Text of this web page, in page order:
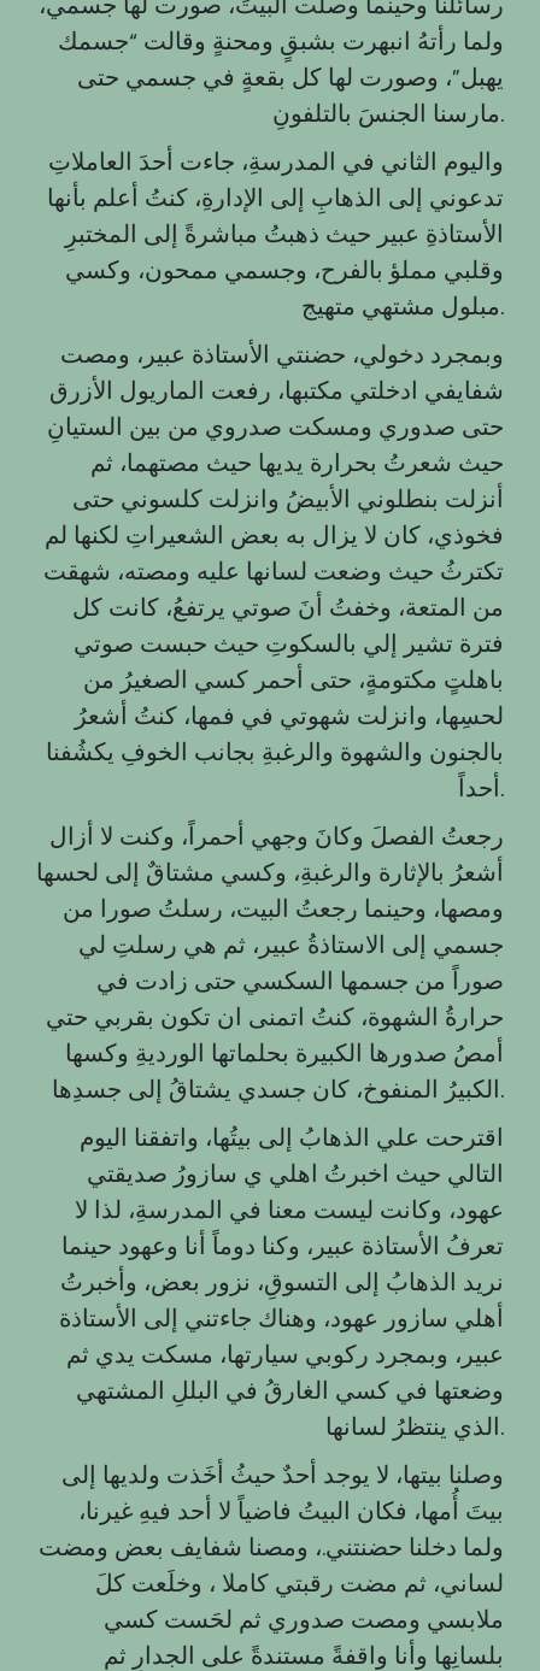
ولما رأتهُ انبهرت بشبقٍ ومحنةٍ وقالت “جسمك
يهبل”، وصورت لها كل بقعةٍ في جسمي حتى
مارسنا الجنسَ بالتلفونِ.
تدعوني إلى الذهابِ إلى الإدارةِ، كنتُ أعلم بأنها
الأستاذةِ عبير حيث ذهبتُ مباشرةً إلى المختبرِ
وقلبي مملؤ بالفرح، وجسمي ممحون، وكسي
مبلول مشتهي متهيج.
شفايفي ادخلتي مكتبها، رفعت الماريول الأزرق
حتى صدوري ومسكت صدروي من بين الستيانِ
حيث شعرتُ بحرارة يديها حيث مصتهما، ثم
أنزلت بنطلوني الأبيضُ وانزلت كلسوني حتى
فخوذي، كان لا يزال به بعض الشعيراتِ لكنها لم
تكترثُ حيث وضعت لسانها عليه ومصته، شهقت
من المتعة، وخفتُ أنَ صوتي يرتفعُ، كانت كل
فترة تشير إلي بالسكوتِ حيث حبست صوتي
باهلتٍ مكتومةٍ، حتى أحمر كسي الصغيرُ من
لحسِها، وانزلت شهوتي في فمها، كنتُ أشعرُ
بالجنون والشهوة والرغبةِ بجانب الخوفِ يكشُفنا
أحداً.
أشعرُ بالإثارة والرغبةِ، وكسي مشتاقٌ إلى لحسها
ومصها، وحينما رجعتُ البيت، رسلتُ صورا من
جسمي إلى الاستاذةُ عبير، ثم هي رسلتِ لي
صوراً من جسمها السكسي حتى زادت في
حرارةُ الشهوة، كنتُ اتمنى ان تكون بقربي حتي
أمصُ صدورها الكبيرة بحلماتها الورديةِ وكسها
الكبيرُ المنفوخ، كان جسدي يشتاقُ إلى جسدِها.
اقترحت علي الذهابُ إلى بيتُها، واتفقنا اليوم
التالي حيث اخبرتُ اهلي ي سازورُ صديقتي
عهود، وكانت ليست معنا في المدرسةِ، لذا لا
تعرفُ الأستاذة عبير، وكنا دوماً أنا وعهود حينما
نريد الذهابُ إلى التسوقِ، نزور بعض، وأخبرتُ
أهلي سازور عهود، وهناك جاءتني إلى الأستاذة
عبير، وبمجرد ركوبي سيارتها، مسكت يدي ثم
وضعتها في كسي الغارقُ في البللِ المشتهي
الذي ينتظرُ لسانها.
وصلنا بيتها، لا يوجد أحدٌ حيثُ أخَذت ولديها إلى
بيتَ أُمها، فكان البيتُ فاضياً لا أحد فيهِ غيرنا،
ولما دخلنا حضنتني.، ومصنا شفايف بعض ومضت
لساني، ثم مضت رقبتي كاملا ، وخلَعت كلَ
ملابسي ومصت صدوري ثم لحَست كسي
بلسانِها وأنا واقفةً مستندةً على الجدارِ ثم